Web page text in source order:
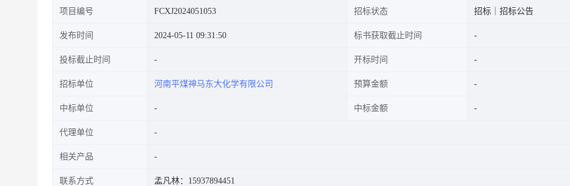
项目编号 FCXJ2024051053 招标状态 招标｜招标公告
发布时间 2024-05-11 09:31:50 标书获取截止时间
投标截止时间 开标时间
招标单位 河南平煤神马东大化学有限公司 预算金额
中标单位 中标金额
代理单位
相关产品
联系方式 孟凡林：15937894451